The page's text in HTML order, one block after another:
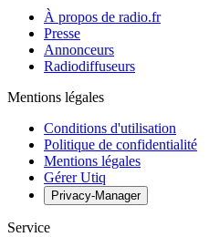
À propos de radio.fr
Presse
Annonceurs
Radiodiffuseurs
Mentions légales
Conditions d'utilisation
Politique de confidentialité
Mentions légales
Gérer Utiq
Privacy-Manager
Service